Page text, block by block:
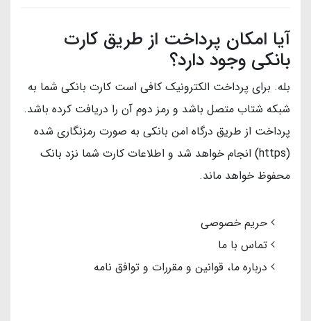
آیا امکان پرداخت از طریق کارت
بانکی وجود دارد؟
بله. برای پرداخت الکترونیک کافی است کارت بانکی شما به
شبکه شتاب متصل باشد و رمز دوم آن را دریافت کرده باشد.
پرداخت از طریق درگاه امن بانکی به صورت رمزنگاری شده
(https) انجام خواهد شد و اطلاعات کارت شما نزد بانک
محفوظ خواهد ماند.
حریم خصوصی
تماس با ما
درباره ما، قوانین و مقررات و توافق نامه